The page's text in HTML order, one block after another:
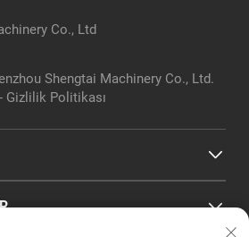
Co., Ltd
Shengtai Machinery Co., Ltd.
Gizlilik Politikası